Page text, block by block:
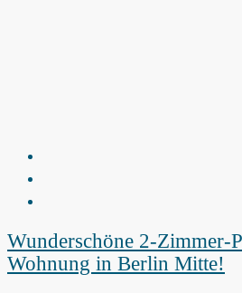
Wunderschöne 2-Zimmer-
Wohnung in Berlin Mitte!